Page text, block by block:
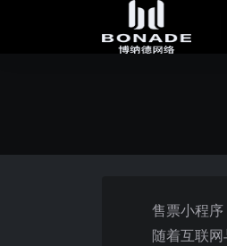
售票小程
随着互联